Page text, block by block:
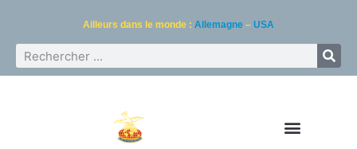
Ailleurs dans le monde : Allemagne – USA